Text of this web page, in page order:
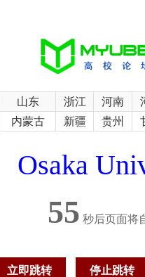
山东 浙江 河南
内蒙古 新疆 贵州
Osaka
55 秒后页面将
立即跳转 停止跳转